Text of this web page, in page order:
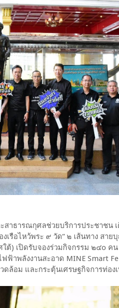
สาธารณกุศลช่วยบริการประชาชน
รือไหว้พระ ๙ วัด” ๒ เส้นทาง สาย
ต้) เปิดรับจองร่วมกิจกรรม ๒๔o คน
าพลังงานสะอาด MINE Smart
ล้อม และกระตุ้นเศรษฐกิจการท่อง